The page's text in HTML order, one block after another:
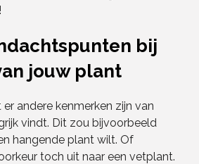
bij
jouw plant
andere kenmerken zijn van
vindt. Dit zou bijvoorbeeld
hangende plant wilt. Of
toch uit naar een vetplant.